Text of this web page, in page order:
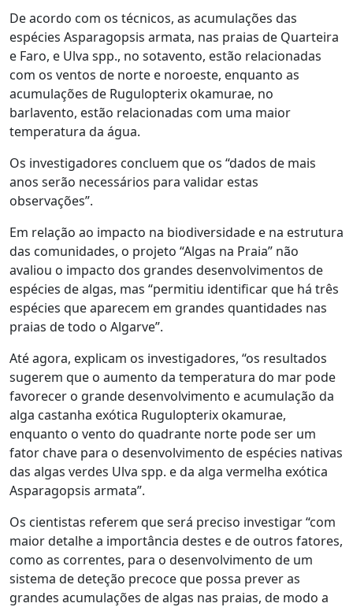
De acordo com os técnicos, as acumulações das
espécies Asparagopsis armata, nas praias de Quarteira
e Faro, e Ulva spp., no sotavento, estão relacionadas
com os ventos de norte e noroeste, enquanto as
acumulações de Rugulopterix okamurae, no
barlavento, estão relacionadas com uma maior
temperatura da água.
Os investigadores concluem que os “dados de mais
anos serão necessários para validar estas
observações”.
Em relação ao impacto na biodiversidade e na estrutura
das comunidades, o projeto “Algas na Praia” não
avaliou o impacto dos grandes desenvolvimentos de
espécies de algas, mas “permitiu identificar que há três
espécies que aparecem em grandes quantidades nas
praias de todo o Algarve”.
Até agora, explicam os investigadores, “os resultados
sugerem que o aumento da temperatura do mar pode
favorecer o grande desenvolvimento e acumulação da
alga castanha exótica Rugulopterix okamurae,
enquanto o vento do quadrante norte pode ser um
fator chave para o desenvolvimento de espécies nativas
das algas verdes Ulva spp. e da alga vermelha exótica
Asparagopsis armata”.
Os cientistas referem que será preciso investigar “com
maior detalhe a importância destes e de outros fatores,
como as correntes, para o desenvolvimento de um
sistema de deteção precoce que possa prever as
grandes acumulações de algas nas praias, de modo a